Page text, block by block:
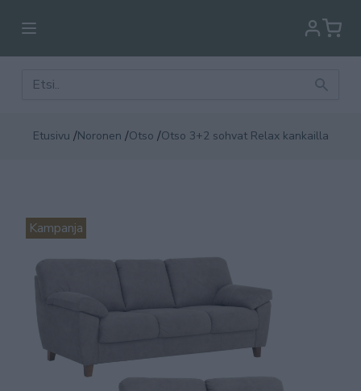
Etusivu /Noronen /Otso /Otso 3+2 sohvat Relax kankailla
Kampanja